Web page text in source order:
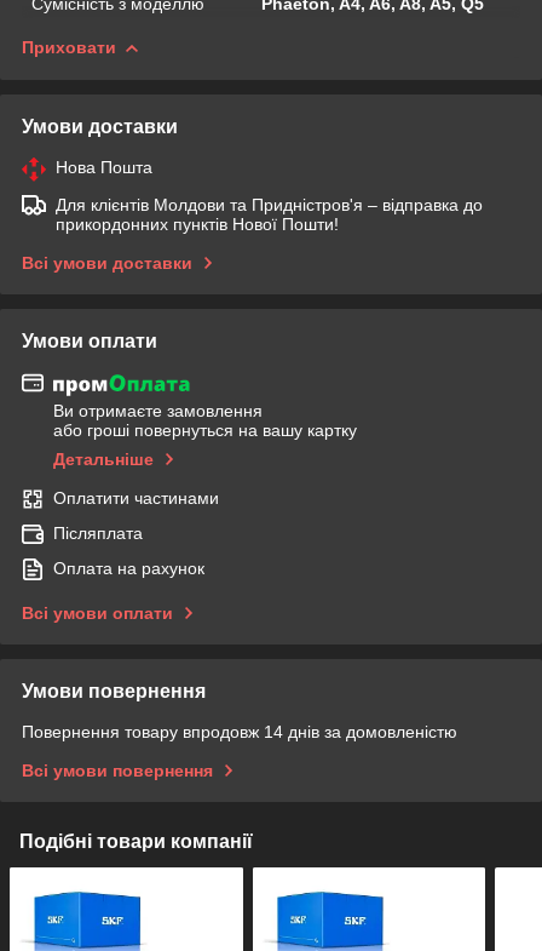
Приховати
Умови доставки
Нова Пошта
Для клієнтів Молдови та Придністров'я – відправка до
прикордонних пунктів Нової Пошти!
Всі умови доставки
Умови оплати
Ви отримаєте замовлення
або гроші повернуться на вашу картку
Детальніше
Оплатити частинами
Післяплата
Оплата на рахунок
Всі умови оплати
Умови повернення
Повернення товару впродовж 14 днів за домовленістю
Всі умови повернення
Подібні товари компанії